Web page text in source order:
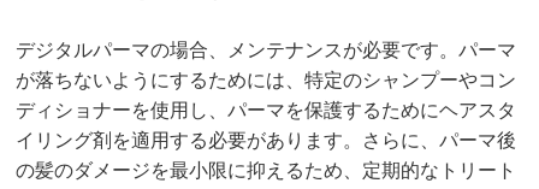
デジタルパーマの場合、メンテナンスが必要です。パーマ
が落ちないようにするためには、特定のシャンプーやコン
ディショナーを使用し、パーマを保護するためにヘアスタ
イリング剤を適用する必要があります。さらに、パーマ後
の髪のダメージを最小限に抑えるため、定期的なトリート